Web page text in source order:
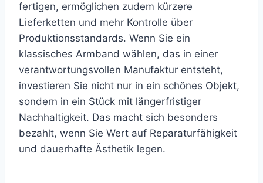
fertigen, ermöglichen zudem kürzere
Lieferketten und mehr Kontrolle über
Produktionsstandards. Wenn Sie ein
klassisches Armband wählen, das in einer
verantwortungsvollen Manufaktur entsteht,
investieren Sie nicht nur in ein schönes Objekt,
sondern in ein Stück mit längerfristiger
Nachhaltigkeit. Das macht sich besonders
bezahlt, wenn Sie Wert auf Reparaturfähigkeit
und dauerhafte Ästhetik legen.